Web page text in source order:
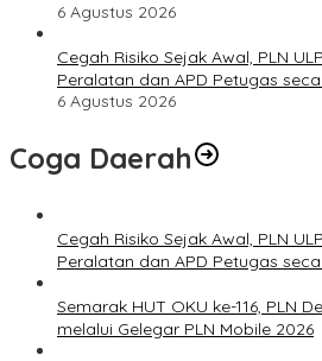
6 Agustus 2026
Cegah Risiko Sejak Awal, PLN
Peralatan dan APD Petugas
6 Agustus 2026
Coga Daerah
Cegah Risiko Sejak Awal, PLN
Peralatan dan APD Petugas
Semarak HUT OKU ke-116, PLN
melalui Gelegar PLN Mobile 2026